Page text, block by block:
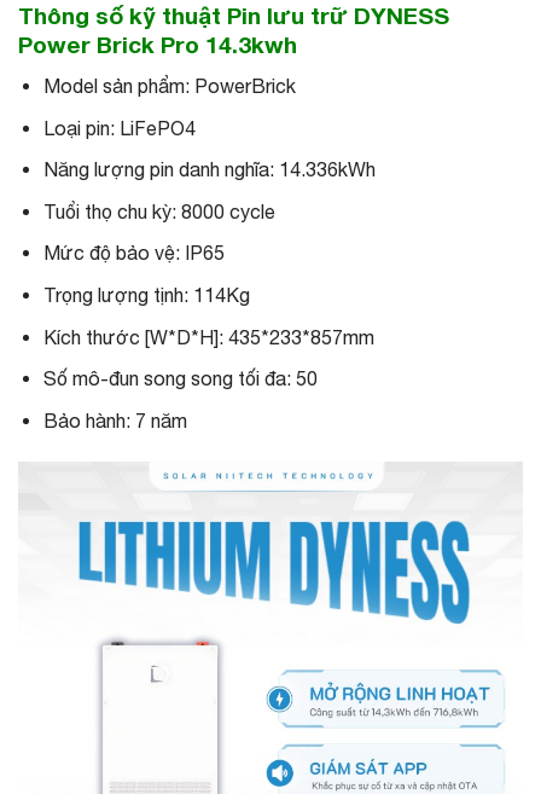
Thông số kỹ thuật Pin lưu trữ DYNESS
Power Brick Pro 14.3kwh
Model sản phẩm: PowerBrick
Loại pin: LiFePO4
Năng lượng pin danh nghĩa: 14.336kWh
Tuổi thọ chu kỳ: 8000 cycle
Mức độ bảo vệ: IP65
Trọng lượng tịnh: 114Kg
Kích thước [W*D*H]: 435*233*857mm
Số mô-đun song song tối đa: 50
Bảo hành: 7 năm